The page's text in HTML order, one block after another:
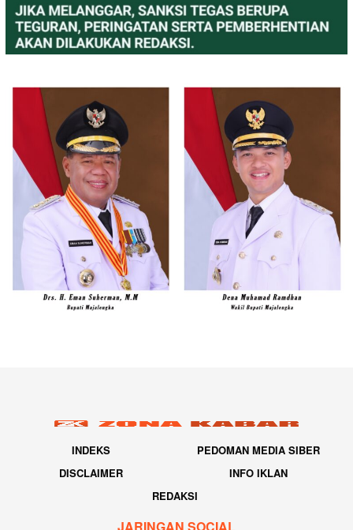
INDEKS
PEDOMAN MEDIA SIBER
DISCLAIMER
INFO IKLAN
REDAKSI